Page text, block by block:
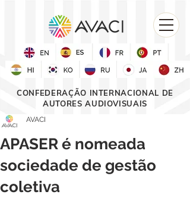
CONFEDERAÇÃO INTERNACIONAL DE
AUTORES AUDIOVISUAIS
APASER é nomeada
sociedade de gestão
coletiva
AVACI